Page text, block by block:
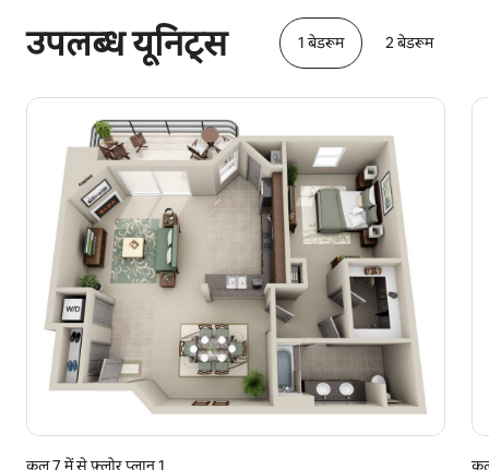
उपलब्ध यूनिट्स 1 बेडरूम 2 बेडरूम
कुल 7 में से फ़्लोर प्लान 1